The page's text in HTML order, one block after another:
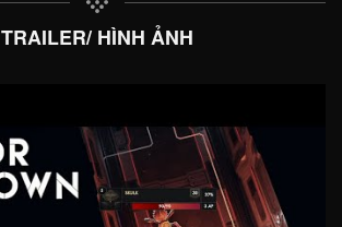
TRAILER/ HÌNH ẢNH